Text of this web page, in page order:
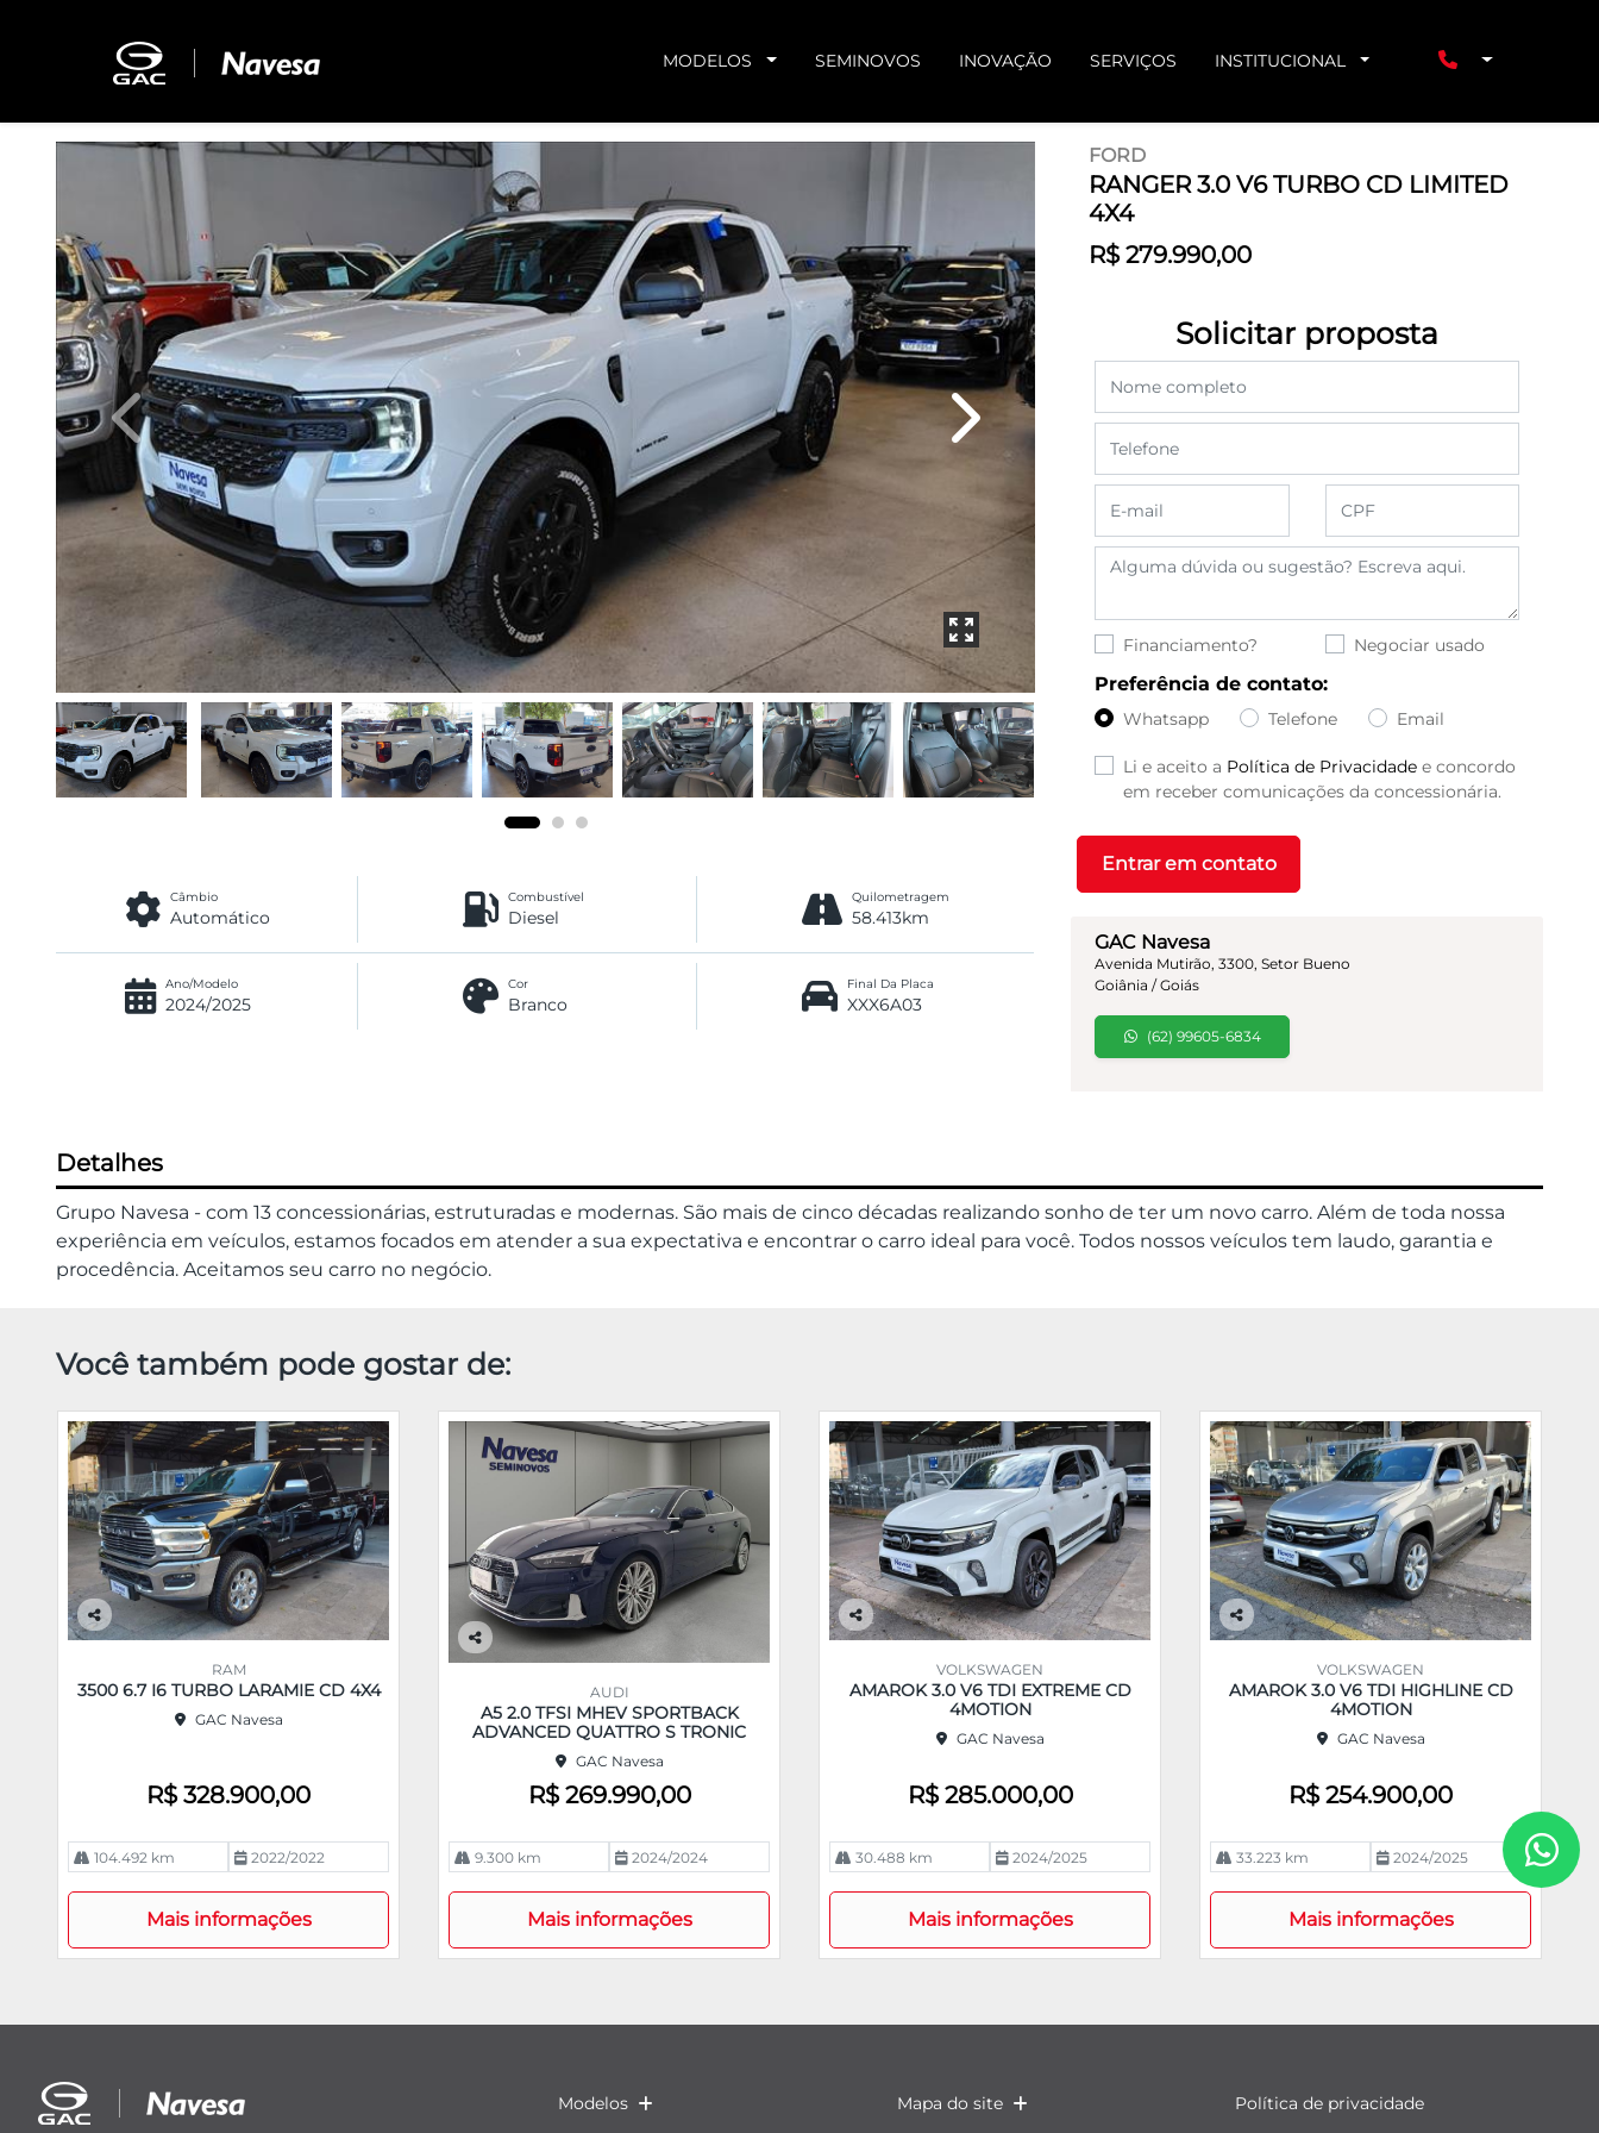
MODELOS SEMINOVOS INOVAÇÃO SERVIÇOS INSTITUCIONAL
FORD
RANGER 3.0 V6 TURBO CD LIMITED
4X4
R$ 279.990,00
GAC Navesa
Avenida Mutirão, 3300, Setor Bueno
Goiânia / Goiás
(62) 99605-6834
Solicitar proposta
Financiamento? Negociar usado
Preferência de contato:
Whatsapp Telefone Email
Li e aceito a Política de Privacidade e concordo
em receber comunicações da concessionária.
Entrar em contato
Previous Next
Câmbio
Automático
Combustível
Diesel
Quilometragem
58.413km
Ano/Modelo
2024/2025
Cor
Branco
Final Da Placa
XXX6A03
Detalhes
Grupo Navesa - com 13 concessionárias, estruturadas e modernas. São mais de cinco décadas realizando sonho de ter um novo carro. Além de toda nossa
experiência em veículos, estamos focados em atender a sua expectativa e encontrar o carro ideal para você. Todos nossos veículos tem laudo, garantia e
procedência. Aceitamos seu carro no negócio.
Você também pode gostar de:
Co
pa
rtil
RAM
3500 6.7 I6 TURBO LARAMIE CD 4X4
GAC Navesa
R$ 328.900,00
104.492 km 2022/2022
Mais informações
Co
rtil
AUDI
A5 2.0 TFSI MHEV SPORTBACK
ADVANCED QUATTRO S TRONIC
GAC Navesa
R$ 269.990,00
9.300 km 2024/2024
Mais informações
Co
pa
rtil
VOLKSWAGEN
AMAROK 3.0 V6 TDI EXTREME CD
4MOTION
GAC Navesa
R$ 285.000,00
30.488 km 2024/2025
Mais informações
Co
pa
rtil
VOLKSWAGEN
AMAROK 3.0 V6 TDI HIGHLINE CD
4MOTION
GAC Navesa
R$ 254.900,00
33.223 km 2024/2025
Mais informações
Modelos Mapa do site Política de privacidade